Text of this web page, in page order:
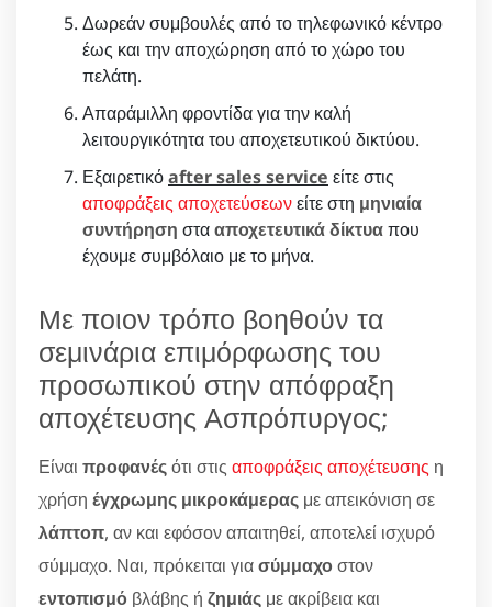
Δωρεάν συμβουλές από το τηλεφωνικό κέντρο
έως και την αποχώρηση από το χώρο του
πελάτη.
Απαράμιλλη φροντίδα για την καλή
λειτουργικότητα του αποχετευτικού δικτύου.
Εξαιρετικόafter sales service είτε στις
αποφράξεις αποχετεύσεωνείτε στη μηνιαία
συντήρηση στααποχετευτικά δίκτυαπου
έχουμε συμβόλαιο με το μήνα.
Με ποιον τρόπο βοηθούν τα
σεμινάρια επιμόρφωσης του
προσωπικού στην απόφραξη
αποχέτευσης Ασπρόπυργος;
Είναι προφανέςότι στις αποφράξεις αποχέτευσης η
χρήση έγχρωμης μικροκάμερας με απεικόνιση σε
λάπτοπ, αν και εφόσον απαιτηθεί, αποτελεί ισχυρό
σύμμαχο. Ναι, πρόκειται γιασύμμαχοστον
εντοπισμό βλάβης ή ζημιάς με ακρίβεια και